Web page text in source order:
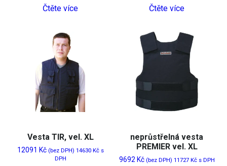
Čtěte více Čtěte více
Vesta TIR, vel. XL
12091 Kč (bez DPH) 14630 Kčs
DPH
neprůstřelná vesta
PREMIER vel. XL
9692 Kč (bez DPH) 11727 Kčs DPH